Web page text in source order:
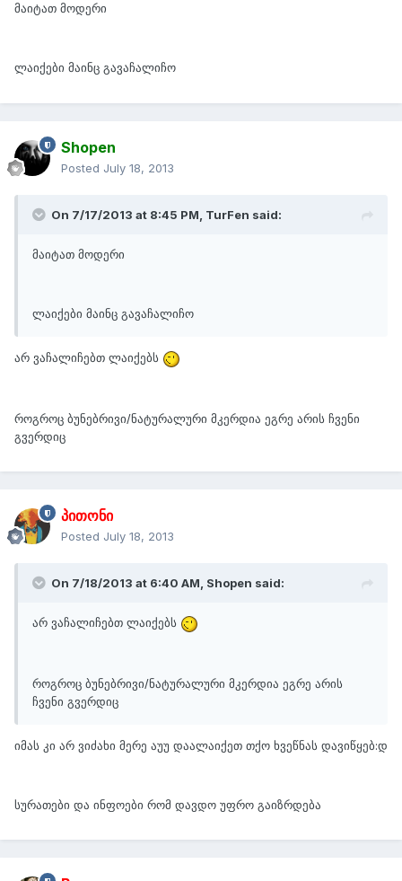
მაიტათ მოდერი
ლაიქები მაინც გავაჩალიჩო
Shopen
Posted July 18, 2013
On 7/17/2013 at 8:45 PM, TurFen said:
მაიტათ მოდერი
ლაიქები მაინც გავაჩალიჩო
არ ვაჩალიჩებთ ლაიქებს
როგროც ბუნებრივი/ნატურალური მკერდია ეგრე არის ჩვენი
გვერდიც
პითონი
Posted July 18, 2013
On 7/18/2013 at 6:40 AM, Shopen said:
არ ვაჩალიჩებთ ლაიქებს
როგროც ბუნებრივი/ნატურალური მკერდია ეგრე არის
ჩვენი გვერდიც
იმას კი არ ვიძახი მერე აუუ დაალაიქეთ თქო ხვეწნას დავიწყებ:დ
სურათები და ინფოები რომ დავდო უფრო გაიზრდება